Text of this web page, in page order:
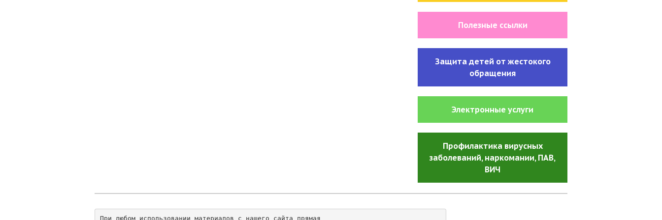
Полезные ссылки
Защита детей от жестокого
обращения
Электронные услуги
Профилактика вирусных
заболеваний, наркомании, ПАВ,
ВИЧ
При любом использовании материалов с нашего сайта прямая